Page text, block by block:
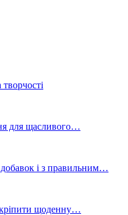
для щасливого…
і з правильним…
щоденну…